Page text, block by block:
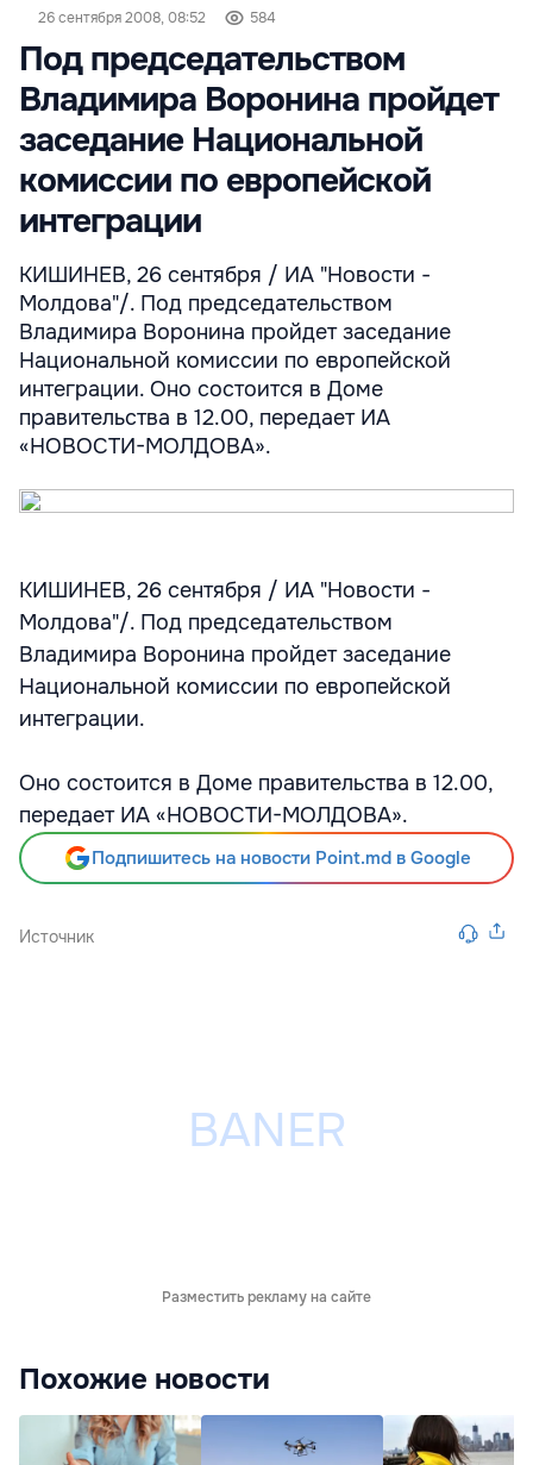
26 сентября 2008, 08:52 584
Под председательством
Владимира Воронина пройдет
заседание Национальной
комиссии по европейской
интеграции
КИШИНЕВ, 26 сентября / ИА "Новости -
Молдова"/. Под председательством
Владимира Воронина пройдет заседание
Национальной комиссии по европейской
интеграции. Оно состоится в Доме
правительства в 12.00, передает ИА
«НОВОСТИ-МОЛДОВА».
КИШИНЕВ, 26 сентября / ИА "Новости -
Молдова"/. Под председательством
Владимира Воронина пройдет заседание
Национальной комиссии по европейской
интеграции.
Оно состоится в Доме правительства в 12.00,
передает ИА «НОВОСТИ-МОЛДОВА».
Подпишитесь на новости Point.md в Google
Источник
Разместить рекламу на сайте
Похожие новости